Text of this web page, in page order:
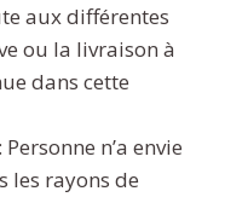
aux différentes
ou la livraison à
dans cette
n’a envie
les rayons de